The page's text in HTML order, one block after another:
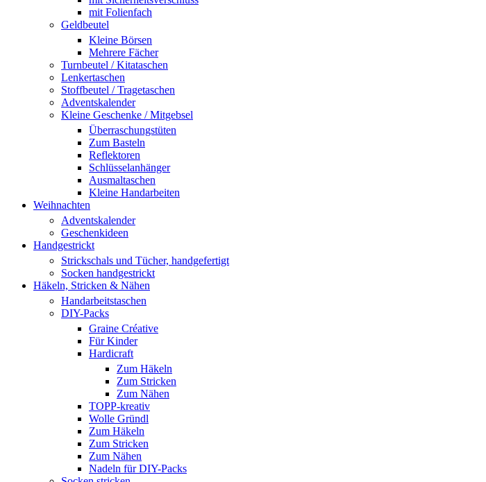
mit Folienfach
Geldbeutel
Kleine Börsen
Mehrere Fächer
Turnbeutel / Kitataschen
Lenkertaschen
Stoffbeutel / Tragetaschen
Adventskalender
Kleine Geschenke / Mitgebsel
Überraschungstüten
Zum Basteln
Reflektoren
Schlüsselanhänger
Ausmaltaschen
Kleine Handarbeiten
Weihnachten
Adventskalender
Geschenkideen
Handgestrickt
Strickschals und Tücher, handgefertigt
Socken handgestrickt
Häkeln, Stricken & Nähen
Handarbeitstaschen
DIY-Packs
Graine Créative
Für Kinder
Hardicraft
Zum Häkeln
Zum Stricken
Zum Nähen
TOPP-kreativ
Wolle Gründl
Zum Häkeln
Zum Stricken
Zum Nähen
Nadeln für DIY-Packs